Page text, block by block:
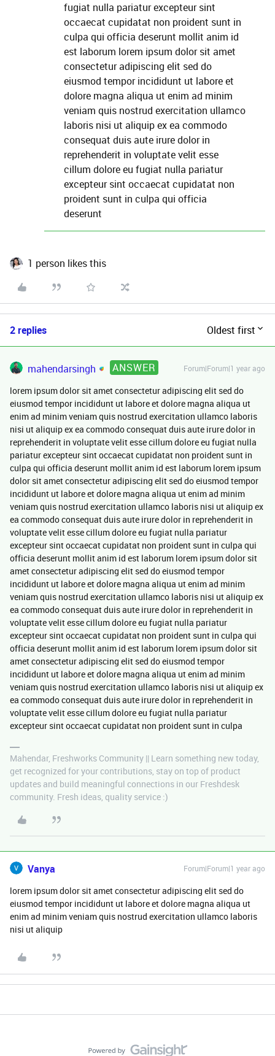
fugiat nulla pariatur excepteur sint
occaecat cupidatat non proident sunt in
culpa qui officia deserunt mollit anim id
est laborum lorem ipsum dolor sit amet
consectetur adipiscing elit sed do
eiusmod tempor incididunt ut labore et
dolore magna aliqua ut enim ad minim
veniam quis nostrud exercitation ullamco
laboris nisi ut aliquip ex ea commodo
consequat duis aute irure dolor in
reprehenderit in voluptate velit esse
cillum dolore eu fugiat nulla pariatur
excepteur sint occaecat cupidatat non
proident sunt in culpa qui officia
deserunt
1 person likes this
2 replies Oldest first
mahendarsingh ANSWER Forum|Forum|1 year ago
lorem ipsum dolor sit amet consectetur adipiscing elit sed do
eiusmod tempor incididunt ut labore et dolore magna aliqua ut
enim ad minim veniam quis nostrud exercitation ullamco laboris
nisi ut aliquip ex ea commodo consequat duis aute irure dolor in
reprehenderit in voluptate velit esse cillum dolore eu fugiat nulla
pariatur excepteur sint occaecat cupidatat non proident sunt in
culpa qui officia deserunt mollit anim id est laborum lorem ipsum
dolor sit amet consectetur adipiscing elit sed do eiusmod tempor
incididunt ut labore et dolore magna aliqua ut enim ad minim
veniam quis nostrud exercitation ullamco laboris nisi ut aliquip ex
ea commodo consequat duis aute irure dolor in reprehenderit in
voluptate velit esse cillum dolore eu fugiat nulla pariatur
excepteur sint occaecat cupidatat non proident sunt in culpa qui
officia deserunt mollit anim id est laborum lorem ipsum dolor sit
amet consectetur adipiscing elit sed do eiusmod tempor
incididunt ut labore et dolore magna aliqua ut enim ad minim
veniam quis nostrud exercitation ullamco laboris nisi ut aliquip ex
ea commodo consequat duis aute irure dolor in reprehenderit in
voluptate velit esse cillum dolore eu fugiat nulla pariatur
excepteur sint occaecat cupidatat non proident sunt in culpa qui
officia deserunt mollit anim id est laborum lorem ipsum dolor sit
amet consectetur adipiscing elit sed do eiusmod tempor
incididunt ut labore et dolore magna aliqua ut enim ad minim
veniam quis nostrud exercitation ullamco laboris nisi ut aliquip ex
ea commodo consequat duis aute irure dolor in reprehenderit in
voluptate velit esse cillum dolore eu fugiat nulla pariatur
excepteur sint occaecat cupidatat non proident sunt in culpa
Mahendar, Freshworks Community || Learn something new today,
get recognized for your contributions, stay on top of product
updates and build meaningful connections in our Freshdesk
community. Fresh ideas, quality service :)
Vanya Forum|Forum|1 year ago
lorem ipsum dolor sit amet consectetur adipiscing elit sed do
eiusmod tempor incididunt ut labore et dolore magna aliqua ut
enim ad minim veniam quis nostrud exercitation ullamco laboris
nisi ut aliquip